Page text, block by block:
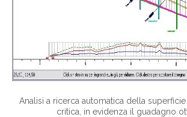
Analisi a ricerca automatica della
critica, in evidenza il guadagno